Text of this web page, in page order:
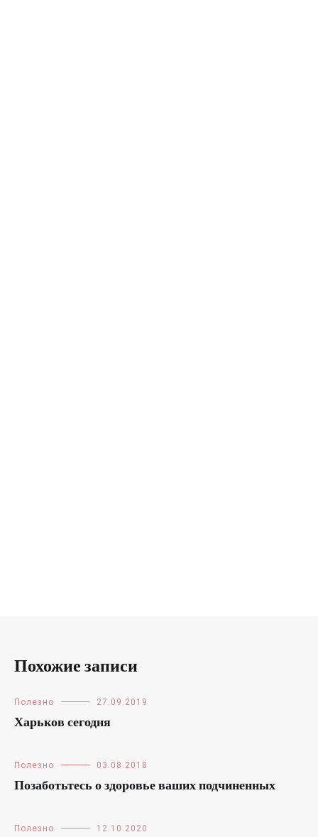
Похожие записи
Полезно 27.09.2019
Харьков сегодня
Полезно 03.08.2018
Позаботьтесь о здоровье ваших подчиненных
Полезно 12.10.2020